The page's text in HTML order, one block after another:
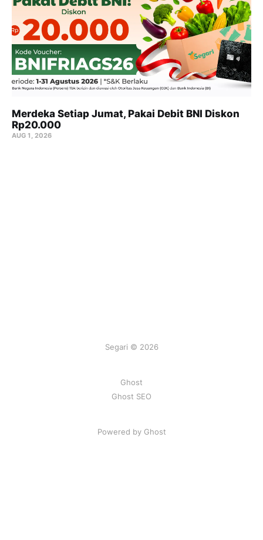
Merdeka Setiap Jumat, Pakai Debit BNI Diskon
Rp20.000
AUG 1, 2026
Segari © 2026
Ghost
Ghost SEO
Powered by Ghost